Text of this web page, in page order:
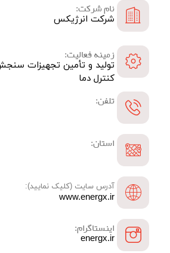
نام شرکت:
شرکت انرژیکس
زمینه فعالیت:
تولید و تأمین تجهیزات
کنترل دما
تلفن:
استان:
آدرس سایت (کلیک نمایید):
www.energx.ir
اینستاگرام:
energx.ir